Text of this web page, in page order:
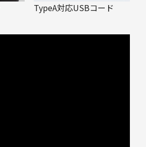
TypeA対応USBコード